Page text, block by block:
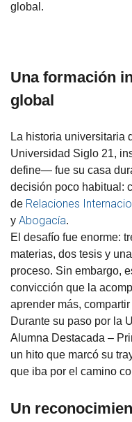
global.
Una formación
global
La historia universitaria
Universidad Siglo 21,
define— fue su casa
decisión poco habitual:
de Relaciones
y Abogacía.
El desafío fue enorme:
materias, dos tesis y
proceso. Sin embargo,
convicción que la
aprender más,
Durante su paso por la
Alumna Destacada –
un hito que marcó su
que iba por el camino
Un